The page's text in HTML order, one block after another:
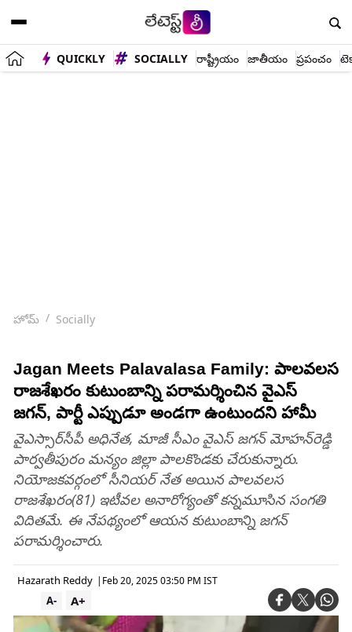
QUICKLY SOCIALLY రాష్ట్రీయం జాతీయం ప్రపంచం
హోమ్ Socially
Jagan Meets Palavalasa Family: పాలవలస
రాజశేఖరం కుటుంబాన్ని పరామర్శించిన వైఎస్
జగన్, పార్టీ ఎప్పుడూ అండగా ఉంటుందని హామీ
వైఎస్సార్‌సీపీ అధినేత, మాజీ సీఎం వైఎస్‌ జగన్‌ మోహన్‌రెడ్డి
పార్వతీపురం మన్యం జిల్లా పాలకొండకు చేరుకున్నారు.
నియోజకవర్గంలో సీనియర్‌ నేత అయిన పాలవలస
రాజశేఖరం(81) ఇటీవల అనారోగ్యంతో కన్నమూసిన సంగతి
విదితమే. ఈ నేపథ్యంలో ఆయన కుటుంబాన్ని జగన్‌
పరామర్శించారు.
Hazarath Reddy | Feb 20, 2025 03:50 PM IST
A+
A-